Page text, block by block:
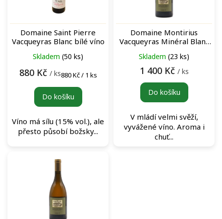
o
Domaine Saint Pierre
Vacqueyras Blanc bílé víno
Skladem (50 ks)
880 Kč / ksMěrná
880 Kč / 1 ks
Do košíku
Víno má sílu (15% vol.), ale
přesto působí božsky...
Domaine Montirius
Vacqueyras Minéral Blanc
Skladem (23 ks)
1 400 Kč / ks
Do košíku
V mládí velmi svěží,
vyvážené víno. Aroma i
chuť...